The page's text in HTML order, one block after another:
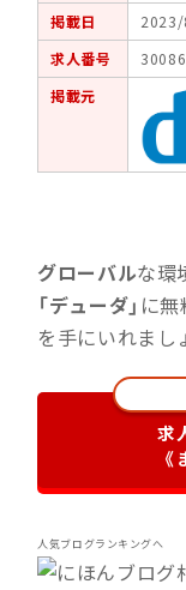
掲載日
求人番号
掲載元
グローバルな環
「デューダ」 に
を手にいれまし
求
人気ブログランキングへ